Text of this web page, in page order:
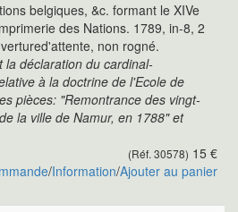
belgiques, &c. formant le XIVe
des Nations. 1789, in-8, 2
non rogné.
déclaration du cardinal-
à la doctrine de l'Ecole de
pièces: "Remontrance des vingt-
la ville de Namur, en 1788" et
(Réf. 30578) 15 €
/Information/Ajouter au panier